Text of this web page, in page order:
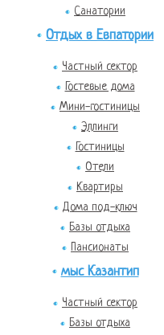
Санатории
Отдых в Евпатории
Частный сектор
Гостевые дома
Мини-гостиницы
Эллинги
Гостиницы
Отели
Квартиры
Дома под-ключ
Базы отдыха
Пансионаты
мыс Казантип
Частный сектор
Базы отдыха